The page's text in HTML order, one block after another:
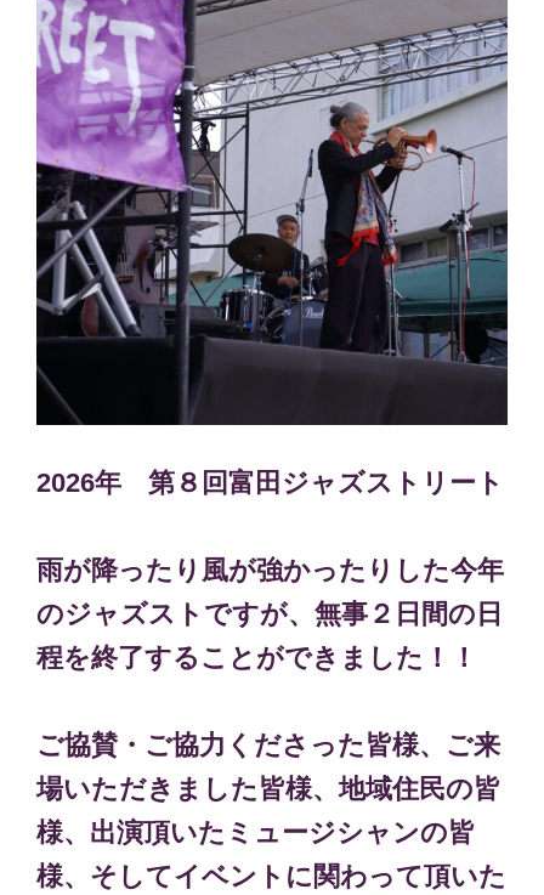
2026年 第８回富田ジャズストリート
雨が降ったり風が強かったりした今年
のジャズストですが、無事２日間の日
程を終了することができました！！
ご協賛・ご協力くださった皆様、ご来
場いただきました皆様、地域住民の皆
様、出演頂いたミュージシャンの皆
様、そしてイベントに関わって頂いた